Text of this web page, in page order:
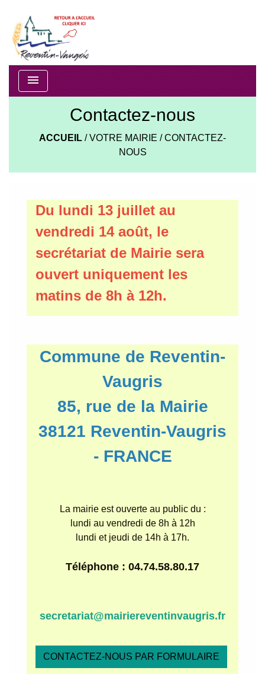
menu
Contactez-nous
ACCUEIL /VOTRE MAIRIE /CONTACTEZ-
NOUS
Du lundi 13 juillet au
vendredi 14 août, le
secrétariat de Mairie sera
ouvert uniquement les
matins de 8h à 12h.
Commune de Reventin-
Vaugris
85, rue de la Mairie
38121 Reventin-Vaugris
- FRANCE
La mairie est ouverte au public du :
lundi au vendredi de 8h à 12h
lundi et jeudi de 14h à 17h.
Téléphone : 04.74.58.80.17
secretariat@mairiereventinvaugris.fr
CONTACTEZ-NOUS PAR FORMULAIRE